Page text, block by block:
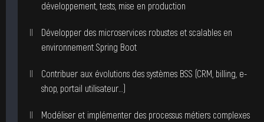
développement, tests, mise en production
Développer des microservices robustes et scalables en
environnement Spring Boot
Contribuer aux évolutions des systèmes BSS (CRM, billing, e-
shop, portail utilisateur…)
Modéliser et implémenter des processus métiers complexes